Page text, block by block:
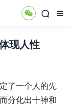



现人性
了一个人的先
分化出十神和